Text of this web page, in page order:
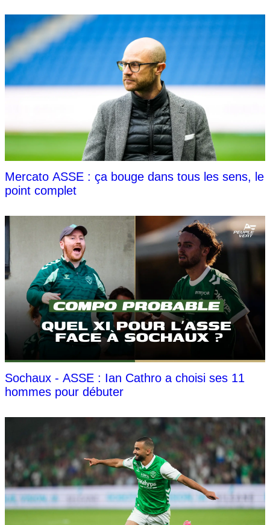
Mercato ASSE : ça bouge dans tous les sens, le
point complet
Sochaux - ASSE : Ian Cathro a choisi ses 11
hommes pour débuter